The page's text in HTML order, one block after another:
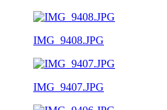
IMG_9408.JPG
IMG_9407.JPG